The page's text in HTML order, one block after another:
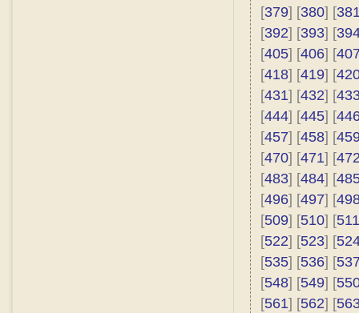
[379] [380] [
[392] [393] [
[405] [406] [
[418] [419] [
[431] [432] [
[444] [445] [
[457] [458] [
[470] [471] [
[483] [484] [
[496] [497] [
[509] [510] [511
[522] [523] [
[535] [536] [
[548] [549] [
[561] [562] [